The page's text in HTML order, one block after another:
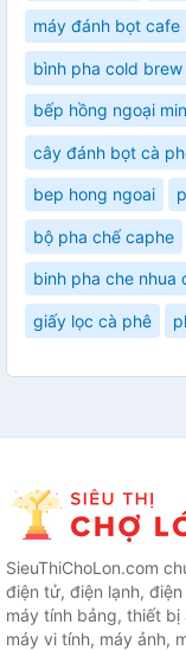
máy đánh bọt cafe
bình pha cold brew
bếp hồng ngoại
cây đánh bọt cà
bep hong ngoai
bộ pha chế caphe
binh pha che nhua
giấy lọc cà phê
SieuThiChoLon.com
điện tử, điện lạnh,
máy tính bảng, thiết
máy vi tính, máy ảnh,